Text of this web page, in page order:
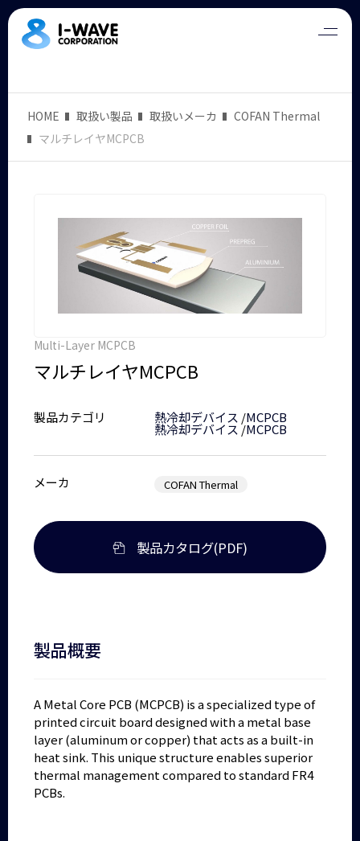
HOME 取扱い製品 取扱いメーカ
COFAN Thermal
マルチレイヤMCPCB
Multi-Layer MCPCB
マルチレイヤMCPCB
製品カテゴリ 熱冷却デバイス /MCPCB
熱冷却デバイス/MCPCB
メーカ COFAN Thermal
製品カタログ(PDF)
製品概要
A Metal Core PCB (MCPCB) is a specialized type of
printed circuit board designed with a metal base
layer (aluminum or copper) that acts as a built-in
heat sink. This unique structure enables superior
thermal management compared to standard FR4
PCBs.